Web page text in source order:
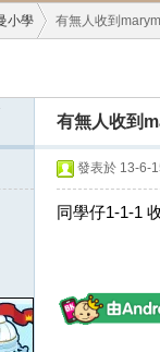
小學 有無人收到
有無人收到
發表於 13-6-
同學仔1-1-1